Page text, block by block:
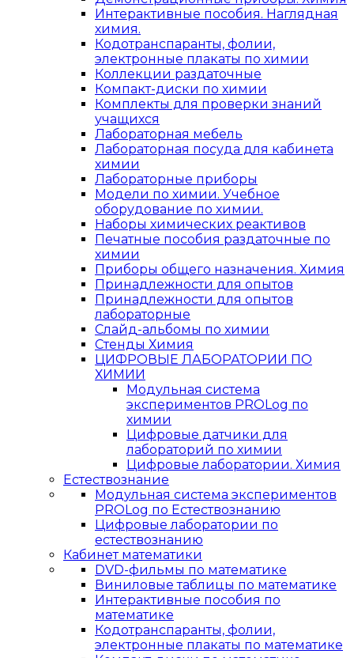
Интерактивные пособия. Наглядная
химия.
Кодотранспаранты, фолии,
электронные плакаты по химии
Коллекции раздаточные
Компакт-диски по химии
Комплекты для проверки знаний
учащихся
Лабораторная мебель
Лабораторная посуда для кабинета
химии
Лабораторные приборы
Модели по химии. Учебное
оборудование по химии.
Наборы химических реактивов
Печатные пособия раздаточные по
химии
Приборы общего назначения. Химия
Принадлежности для опытов
Принадлежности для опытов
лабораторные
Слайд-альбомы по химии
Стенды Химия
ЦИФРОВЫЕ ЛАБОРАТОРИИ ПО
ХИМИИ
Модульная система
экспериментов PROLog по
химии
Цифровые датчики для
лабораторий по химии
Цифровые лаборатории. Химия
Естествознание
Модульная система экспериментов
PROLog по Естествознанию
Цифровые лаборатории по
естествознанию
Кабинет математики
DVD-фильмы по математике
Виниловые таблицы по математике
Интерактивные пособия по
математике
Кодотранспаранты, фолии,
электронные плакаты по математике